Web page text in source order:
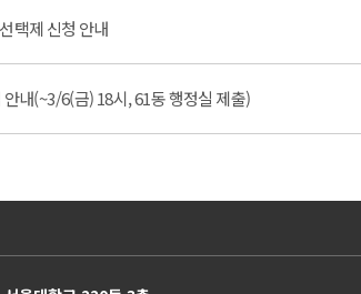
택제 신청 안내
내(~3/6(금) 18시, 61동 행정실 제출)